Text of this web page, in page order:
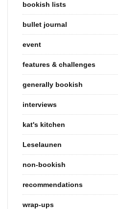
bookish lists
bullet journal
event
features & challenges
generally bookish
interviews
kat's kitchen
Leselaunen
non-bookish
recommendations
wrap-ups